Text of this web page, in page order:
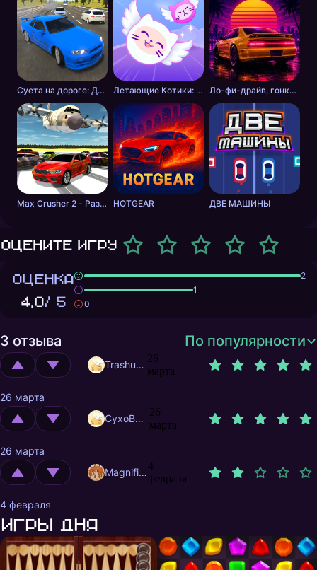
Суета на дороге: Дикие шашки Летающие Котики: Музыкальные Гонки! Ло-фи-драйв, гонки на закате
Max Crusher 2 - Разрушения, Дрифт и Гонки! HOTGEAR ДВЕ МАШИНЫ
Оцените игру
ОЦЕНКА
4,0/ 5
2
1
0
3 отзыва По популярности
Trashuser
26
марта
26 марта
CyxoB666
26
марта
26 марта
MagnificentMrFox
4
февраля
4 февраля
Игры дня